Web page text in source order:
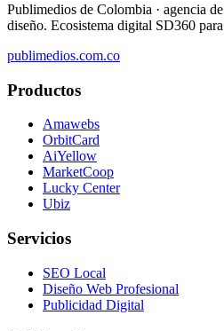
Publimedios de Colombia · agencia
diseño. Ecosistema digital SD360
publimedios.com.co
Productos
Amawebs
OrbitCard
AiYellow
MarketCoop
Lucky Center
Ubiz
Servicios
SEO Local
Diseño Web Profesional
Publicidad Digital